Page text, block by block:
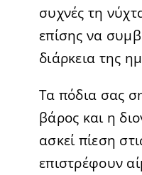
συχνές τη
επίσης να
διάρκεια της
Τα πόδια σας
βάρος και η
ασκεί πίεση
επιστρέφουν